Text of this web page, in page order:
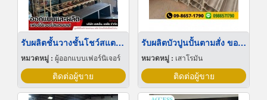
รับผลิตชั้นวางชั้นโชว์สแตนเลส
หมวดหมู่ : ผู้ออกแบบเฟอร์นิเจอร์
ติดต่อผู้ขาย
รับผลิตบัวปูนปั้นตามสั่ง ขอนแก่น
หมวดหมู่ : เสาโรมัน
ติดต่อผู้ขาย